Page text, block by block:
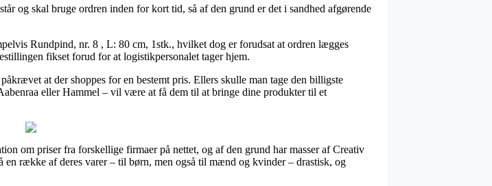
og skal bruge ordren inden for kort tid, så af den grund er det i sandhed afgørende
Rundpind, nr. 8 , L: 80 cm, 1stk., hvilket dog er forudsat at ordren lægges
fikset forud for at logistikpersonalet tager hjem.
at der shoppes for en bestemt pris. Ellers skulle man tage den billigste
eller Hammel – vil være at få dem til at bringe dine produkter til et
om priser fra forskellige firmaer på nettet, og af den grund har masser af Creativ
række af deres varer – til børn, men også til mænd og kvinder – drastisk, og